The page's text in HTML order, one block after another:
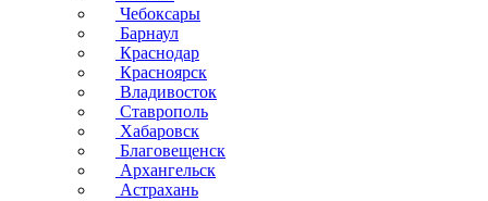
Чебоксары
Барнаул
Краснодар
Красноярск
Владивосток
Ставрополь
Хабаровск
Благовещенск
Архангельск
Астрахань